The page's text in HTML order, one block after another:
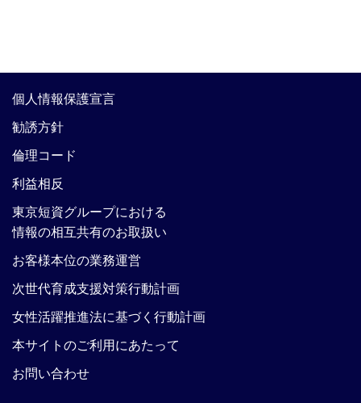
個人情報保護宣言
勧誘方針
倫理コード
利益相反
東京短資グループにおける
情報の相互共有のお取扱い
お客様本位の業務運営
次世代育成支援対策行動計画
女性活躍推進法に基づく行動計画
本サイトのご利用にあたって
お問い合わせ